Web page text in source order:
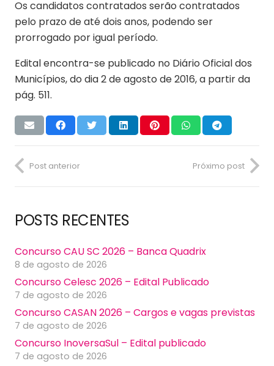
Os candidatos contratados serão contratados
pelo prazo de até dois anos, podendo ser
prorrogado por igual período.
Edital encontra-se publicado no Diário Oficial dos
Municípios, do dia 2 de agosto de 2016, a partir da
pág. 511.
Post anterior Próximo post
POSTS RECENTES
Concurso CAU SC 2026 – Banca Quadrix
8 de agosto de 2026
Concurso Celesc 2026 – Edital Publicado
7 de agosto de 2026
Concurso CASAN 2026 – Cargos e vagas previstas
7 de agosto de 2026
Concurso InoversaSul – Edital publicado
7 de agosto de 2026